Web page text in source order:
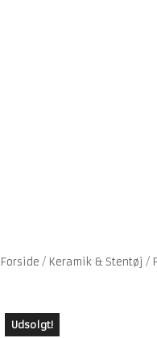
Forside / Keramik & Stentøj /
Udsolgt!